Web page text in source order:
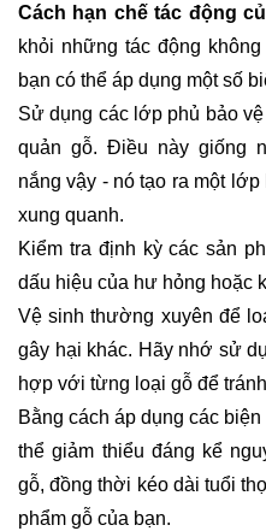
Cách hạn chế tác động
khỏi những tác động
bạn có thể áp dụng một số
Sử dụng các lớp phủ bảo
quản gỗ. Điều này giống
nắng vậy - nó tạo ra một
xung quanh.
Kiểm tra định kỳ các sản
dấu hiệu của hư hỏng hoặc
Vệ sinh thường xuyên để
gây hại khác. Hãy nhớ sử
hợp với từng loại gỗ để
Bằng cách áp dụng các
thể giảm thiểu đáng kể
gỗ, đồng thời kéo dài tuổi
phẩm gỗ của bạn.